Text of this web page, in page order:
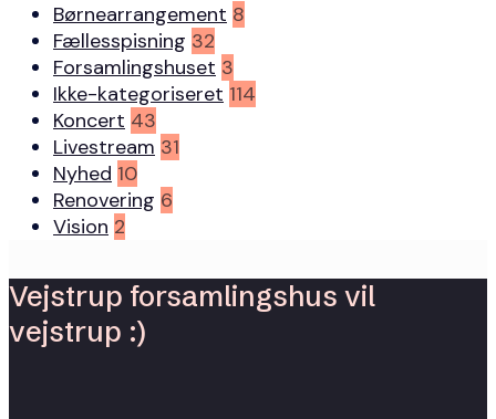
Børnearrangement 8
Fællesspisning 32
Forsamlingshuset 3
Ikke-kategoriseret 114
Koncert 43
Livestream 31
Nyhed 10
Renovering 6
Vision 2
Vejstrup forsamlingshus vil
vejstrup :)